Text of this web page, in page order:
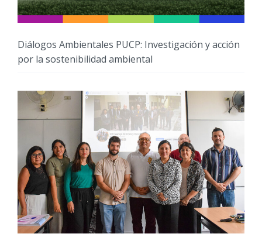
Diálogos Ambientales PUCP: Investigación y acción
por la sostenibilidad ambiental